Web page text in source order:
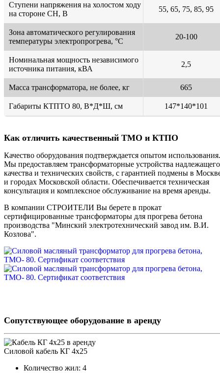
Ступени напряжения на холостом ходу
на стороне СН, В
55, 65, 75, 85, 95
Зона автоматического регулирования
температуры электропрогрева, °С
20-100
Номинальная мощность независимого
источника питания, кВА
2,5
Масса трансформатора, не более, кг 665
Габариты КТПТО 80, В*Д*Ш, см 147*140*101
Как отличить качественный ТМО и КТПО
Качество оборудования подтверждается опытом использования.
Мы предоставляем трансформаторные устройства надлежащего
качества и технических свойств, с гарантией подмены в
и городах Московской области. Обеспечивается техническая
консультация и комплексное обслуживание на время аренды.
В компании СТРОИТЕЛИ Вы берете в прокат
сертифицированные трансформаторы для прогрева бетона
производства "Минский электротехнический завод им. В.И.
Козлова".
Сопутствующее оборудование в аренду
Силовой кабель КГ 4х25
Количество жил: 4